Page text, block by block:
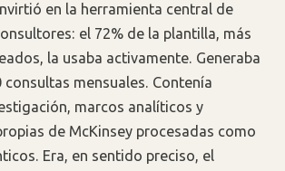
en la herramienta central de
el 72% de la plantilla, más
la usaba activamente. Generaba
consultas mensuales. Contenía
marcos analíticos y
de McKinsey procesadas como
Era, en sentido preciso, el